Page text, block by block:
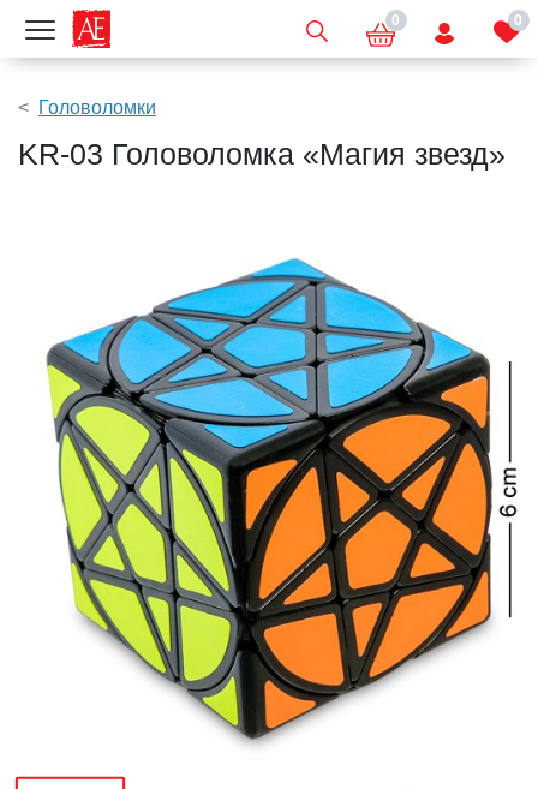
Показать меню 0 0
Головоломки
KR-03 Головоломка «Магия звезд»